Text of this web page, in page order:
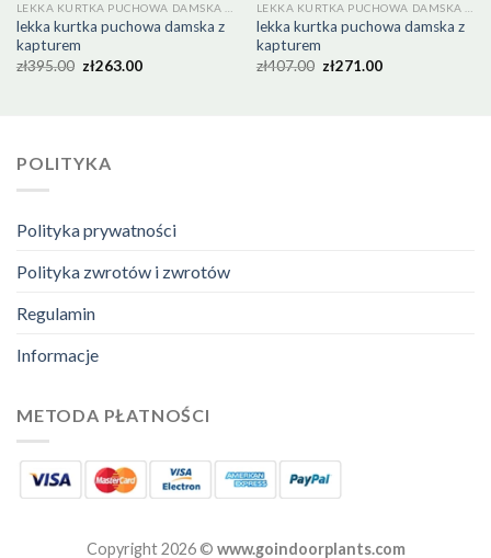
LEKKA KURTKA PUCHOWA DAMSKA Z KAPTUREM
lekka kurtka puchowa damska z
kapturem
zł395.00 zł263.00
LEKKA KURTKA PUCHOWA DAMSKA Z KAPTUREM
lekka kurtka puchowa damska z
kapturem
zł407.00 zł271.00
POLITYKA
Polityka prywatności
Polityka zwrotów i zwrotów
Regulamin
Informacje
METODA PŁATNOŚCI
Copyright 2026 © www.goindoorplants.com